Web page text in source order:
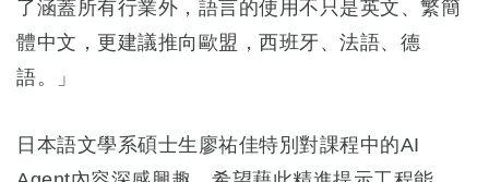
了涵蓋所有行業外，語言的使用不只是英文、繁簡
體中文，更建議推向歐盟，西班牙、法語、德
語。」
日本語文學系碩士生廖祐佳特別對課程中的AI